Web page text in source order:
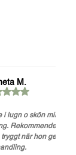
M.
i lugn o skön miljö. En
Rekommenderar
när hon ger